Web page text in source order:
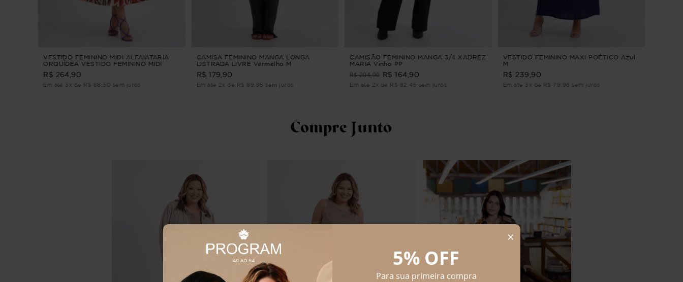
VESTIDO FEMININO MIDI ALFAIATARIA
ORQUÍDEA VESTIDO FEMININO MIDI
ALFAIATARIA Roxo PP
R$ 264,90
Em até 3x de R$ 88,30 sem juros
CAMISA FEMININO MANGA LONGA
LISTRADA LIVRE Vermelho M
R$ 179,90
Em até 2x de R$ 89,95 sem juros
CAMISÃO FEMININO MANGA 3/4 XADREZ
MARIA Vinho PP
R$ 204,90 R$ 164,90
Em até 2x de R$ 82,45 sem juros
VESTIDO FEMININO MAXI POÉTICO Azul
M
R$ 239,90
Em até 3x de R$ 79,96 sem juros
Compre Junto